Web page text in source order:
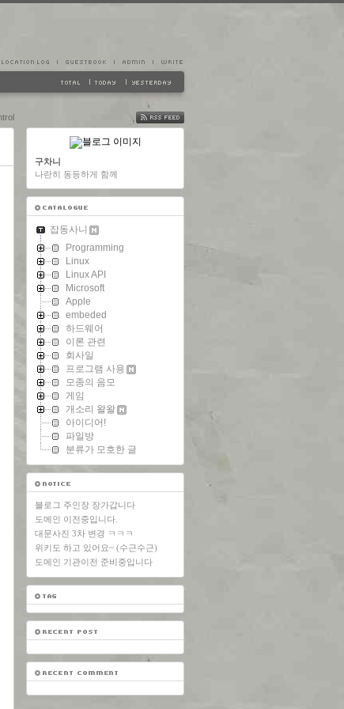
FEED
구차니
나란히 동등하게 함께
잡동사니
Programming
Linux
Linux API
Microsoft
Apple
embeded
하드웨어
이론 관련
회사일
프로그램 사용
모종의 음모
게임
개소리 왈왈
아이디어!
파일방
분류가 모호한 글
블로그 주인장 장가갑니다
도메인 이전중입니다.
대문사진 3차 변경 ㅋㅋㅋ
위키도 하고 있어요~ (수근수근)
도메인 기관이전 준비중입니다